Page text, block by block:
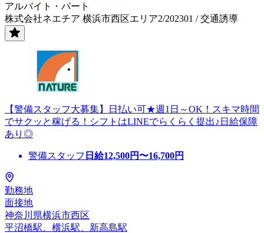
アルバイト・パート
株式会社ネエチア 横浜市西区エリア2/202301 / 交通誘導
【警備スタッフ大募集】日払い可★週1日～OK！スキマ時間
でサクッと稼げる！シフトはLINEでらくらく提出♪日給保障
あり◎
警備スタッフ 日給12,500円〜16,700円
勤務地
面接地
神奈川県横浜市西区
平沼橋駅、横浜駅、新高島駅